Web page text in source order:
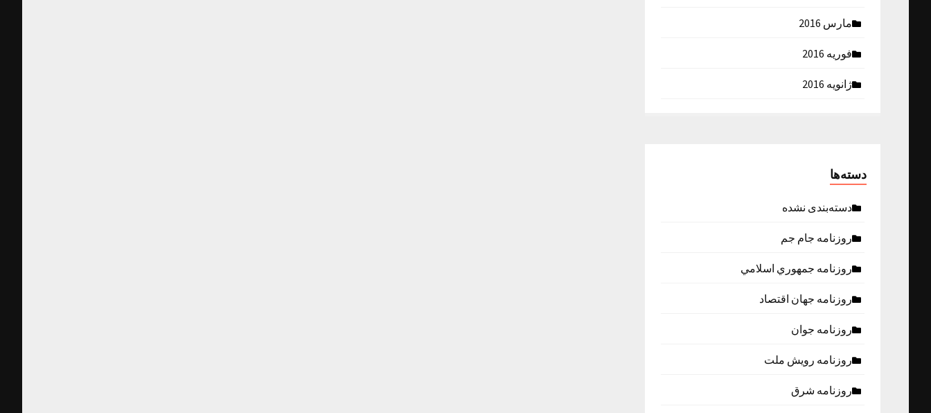
مارس 2016
فوریه 2016
ژانویه 2016
دسته‌ها
دسته‌بندی نشده
روزنامه جام جم
روزنامه جمهوري اسلامي
روزنامه جهان اقتصاد
روزنامه جوان
روزنامه رویش ملت
روزنامه شرق